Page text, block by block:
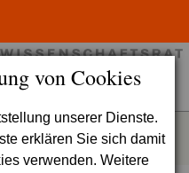
von Cookies
unserer Dienste.
erklären Sie sich damit
verwenden. Weitere